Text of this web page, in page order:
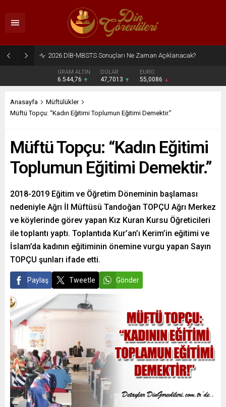
2026 DİB-MBSTS Ne Zaman?
GRAM ALTIN
6.544,76
DOLAR
47,7013
EURO
55,0086
Anasayfa
Müftülükler
Müftü Topçu: “Kadın Eğitimi Toplumun Eğitimi Demektir.”
Müftü Topçu: “Kadın Eğitimi
Toplumun Eğitimi Demektir.”
2018-2019 Eğitim ve Öğretim Döneminin başlaması
nedeniyle Ağrı İl Müftüsü Tandoğan TOPÇU Ağrı Merkez
ve köylerinde görev yapan Kız Kuran Kursu Öğreticileri
ile toplantı yaptı. Toplantıda Kur’an’ı Kerim’in eğitimi ve
İslam’da kadının eğitiminin önemine vurgu yapan Sayın
TOPÇU şunları ifade etti.
Paylaş Tweetle Gönder